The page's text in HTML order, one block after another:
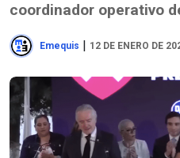
coordinador operativo
Emequis | 12 DE ENERO DE